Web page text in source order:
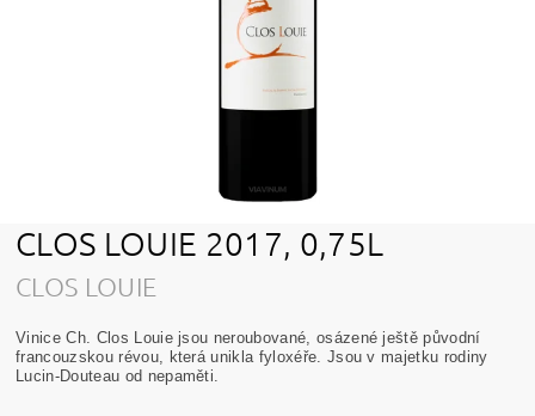
CLOS LOUIE 2017, 0,75L
CLOS LOUIE
Vinice Ch. Clos Louie jsou neroubované, osázené ještě původní
francouzskou révou, kteráunikla fyloxéře. Jsou v majetku rodiny
Lucin-Douteau od nepaměti.